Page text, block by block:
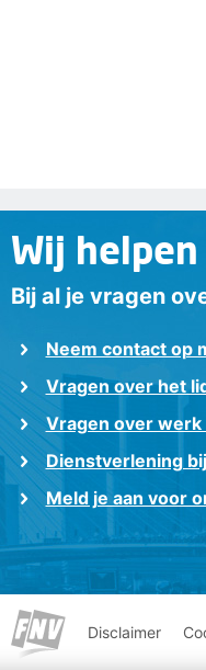
Wij
Bij al je vragen
Neem contact op
Vragen over het
Vragen over werk
Dienstverlening
Meld je aan voor
Disclaimer